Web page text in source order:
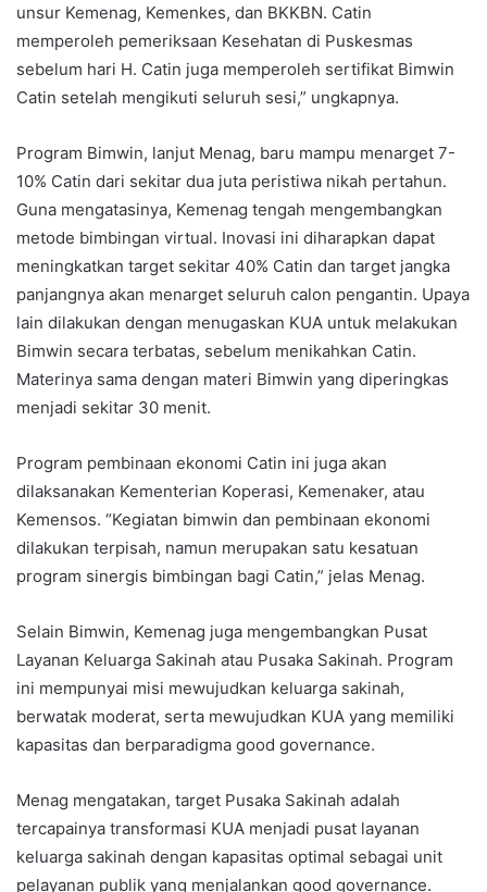
unsur Kemenag, Kemenkes, dan BKKBN. Catin
memperoleh pemeriksaan Kesehatan di Puskesmas
sebelum hari H. Catin juga memperoleh sertifikat Bimwin
Catin setelah mengikuti seluruh sesi,” ungkapnya.
Program Bimwin, lanjut Menag, baru mampu menarget 7-
10% Catin dari sekitar dua juta peristiwa nikah pertahun.
Guna mengatasinya, Kemenag tengah mengembangkan
metode bimbingan virtual. Inovasi ini diharapkan dapat
meningkatkan target sekitar 40% Catin dan target jangka
panjangnya akan menarget seluruh calon pengantin. Upaya
lain dilakukan dengan menugaskan KUA untuk melakukan
Bimwin secara terbatas, sebelum menikahkan Catin.
Materinya sama dengan materi Bimwin yang diperingkas
menjadi sekitar 30 menit.
Program pembinaan ekonomi Catin ini juga akan
dilaksanakan Kementerian Koperasi, Kemenaker, atau
Kemensos. “Kegiatan bimwin dan pembinaan ekonomi
dilakukan terpisah, namun merupakan satu kesatuan
program sinergis bimbingan bagi Catin,” jelas Menag.
Selain Bimwin, Kemenag juga mengembangkan Pusat
Layanan Keluarga Sakinah atau Pusaka Sakinah. Program
ini mempunyai misi mewujudkan keluarga sakinah,
berwatak moderat, serta mewujudkan KUA yang memiliki
kapasitas dan berparadigma good governance.
Menag mengatakan, target Pusaka Sakinah adalah
tercapainya transformasi KUA menjadi pusat layanan
keluarga sakinah dengan kapasitas optimal sebagai unit
pelayanan publik yang menjalankan good governance.